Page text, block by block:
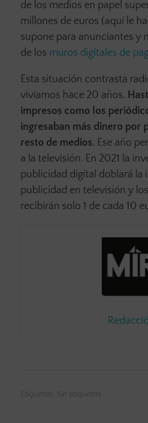
de los medios en papel
millones de euros (aquí le
supone para anunciantes y
de los muros digitales de
Esta situación contrasta
vivíamos hace 20 años.
impresos como los
ingresaban más dinero por
resto de medios. Ese año
a la televisión. En 2021 la
publicidad digital doblará la
publicidad en televisión y
recibirán solo 1 de cada 10
Etiquetas: Sin etiquetas